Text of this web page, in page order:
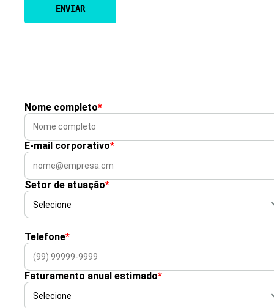
Nome completo*
E-mail corporativo*
Setor de atuação*
Telefone*
Faturamento anual estimado*